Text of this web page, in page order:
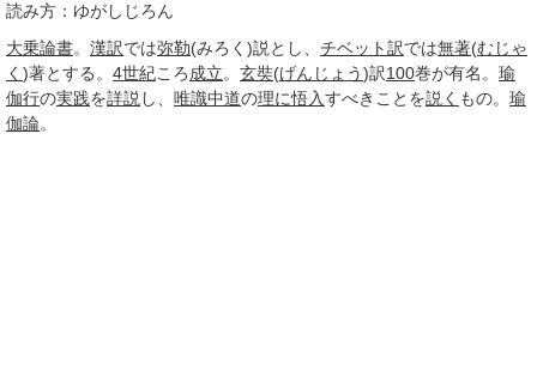
読み方：ゆがしじろん
大乗論書。 漢訳では弥勒(みろく)説とし、 チベット訳では無著(むじゃ
く )著とする。 4世紀ころ成立。 玄奘(げんじょう)訳100巻が有名。 瑜
伽行の実践を詳説 し、 唯識中道の理に悟入すべきことを説く もの。 瑜
伽論。